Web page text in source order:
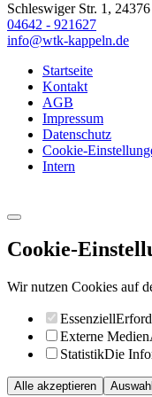
Schleswiger Str. 1,
04642 - 921627
info@wtk-kappeln.de
Startseite
Kontakt
AGB
Impressum
Datenschutz
Cookie-
Intern
Cookie-
Wir nutzen Cookies auf
Essenziell
Externe Medien
StatistikDie
Alle akzeptieren